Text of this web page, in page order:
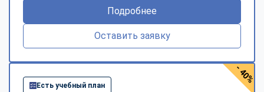
Подробнее
Оставить заявку
Есть учебный план
- 40%